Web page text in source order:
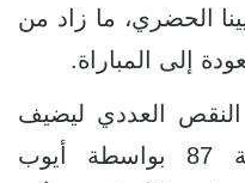
الحضري، ما زاد من
إلى المباراة.
العددي ليضيف
الهدف الرابع في الدقيقة 87 بواسطة أيوب